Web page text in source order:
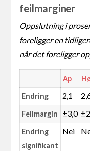
feilmarginer
Oppslutning i
foreligger en
når det foreligger
Ap
Endring 2,1
Feilmargin ±3,0
Endring
signifikant
Nei